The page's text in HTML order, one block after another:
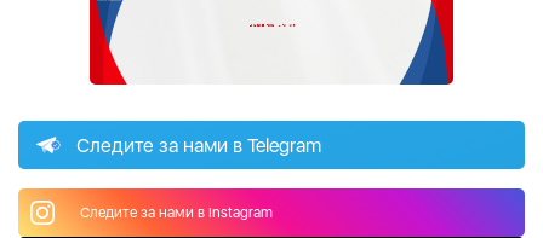
Следите за нами в Telegram
Следите за нами в Instagram